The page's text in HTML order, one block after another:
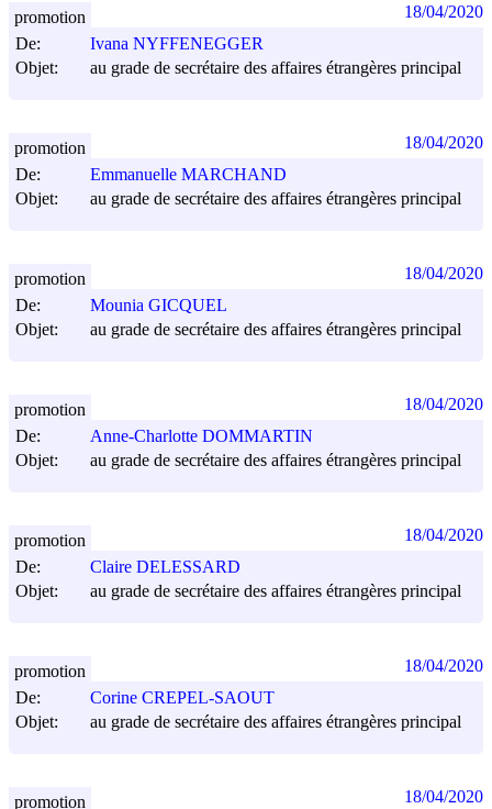
De:
Ivana NYFFENEGGER
Objet:
au grade de secrétaire des affaires étrangères principal
promotion 18/04/2020
De:
Emmanuelle MARCHAND
Objet:
au grade de secrétaire des affaires étrangères principal
promotion 18/04/2020
De:
Mounia GICQUEL
Objet:
au grade de secrétaire des affaires étrangères principal
promotion 18/04/2020
De:
Anne-Charlotte DOMMARTIN
Objet:
au grade de secrétaire des affaires étrangères principal
promotion 18/04/2020
De:
Claire DELESSARD
Objet:
au grade de secrétaire des affaires étrangères principal
promotion 18/04/2020
De:
Corine CREPEL-SAOUT
Objet:
au grade de secrétaire des affaires étrangères principal
promotion 18/04/2020
promotion 18/04/2020